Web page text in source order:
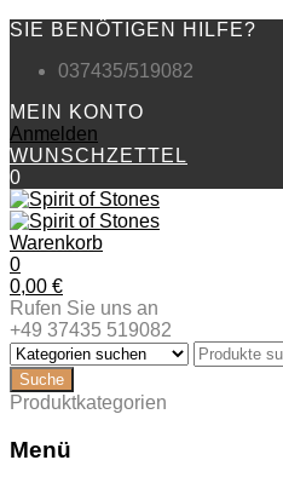
SIE BENÖTIGEN HILFE?
037435/519082
MEIN KONTO
Anmelden
WUNSCHZETTEL
0
Warenkorb
0
0,00 €
Rufen Sie uns an
+49 37435 519082
Produktkategorien
Menü